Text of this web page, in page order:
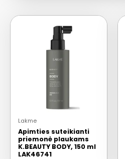
Lakme
Apimties suteikianti
priemonė plaukams
K.BEAUTY BODY, 150 ml
LAK46741